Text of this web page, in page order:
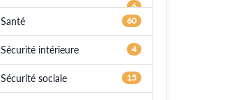
6
Santé 60
Sécurité intérieure 4
Sécurité sociale 15